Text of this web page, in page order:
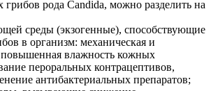
грибов рода Сandida, можно разделить на
среды (экзогенные), способствующие
в организм: механическая и
повышенная влажность кожных
пероральных контрацептивов,
антибактериальных препаратов;